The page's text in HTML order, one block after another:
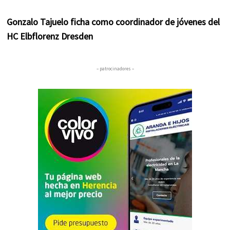
Gonzalo Tajuelo ficha como coordinador de jóvenes del
HC Elbflorenz Dresden
– patrocinadores –